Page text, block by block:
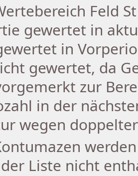
Feld
gewertet in
in
gewertet, da
zur
in der
wegen
Liste nicht